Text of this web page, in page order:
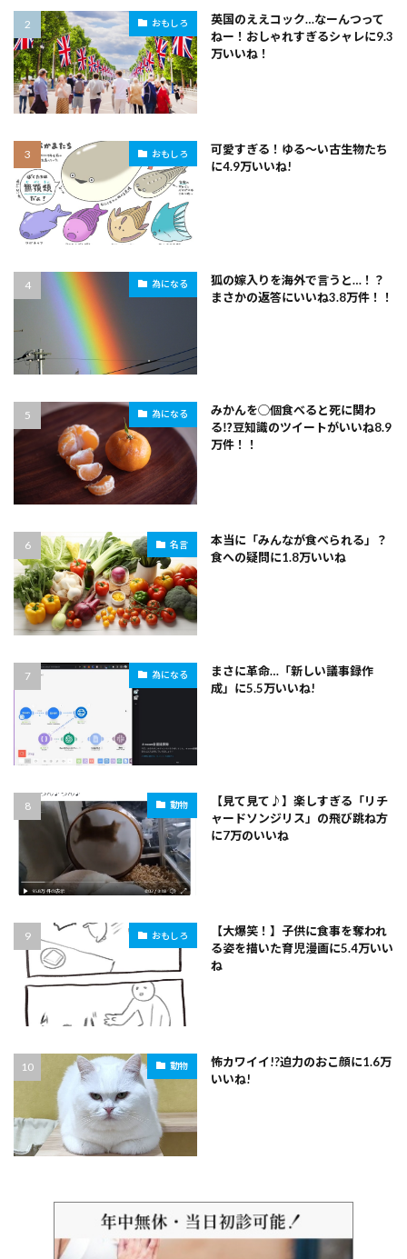
おもしろ
英国のええコック…なーんつって
ねー！おしゃれすぎるシャレに9.3
万いいね！
おもしろ
可愛すぎる！ゆる～い古生物たち
に4.9万いいね!
為になる
狐の嫁入りを海外で言うと…！？
まさかの返答にいいね3.8万件！！
為になる
みかんを◯個食べると死に関わ
る⁉豆知識のツイートがいいね8.9
万件！！
名言
本当に「みんなが食べられる」？
食への疑問に1.8万いいね
為になる
まさに革命…「新しい議事録作
成」に5.5万いいね!
動物
【見て見て♪】楽しすぎる「リチ
ャードソンジリス」の飛び跳ね方
に7万のいいね
おもしろ
【大爆笑！】子供に食事を奪われ
る姿を描いた育児漫画に5.4万いい
ね
動物
怖カワイイ!?迫力のおこ顔に1.6万
いいね!